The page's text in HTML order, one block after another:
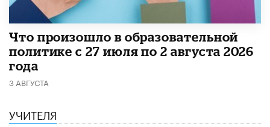
​Что произошло в образовательной
политике с 27 июля по 2 августа 2026
года
3 АВГУСТА
УЧИТЕЛЯ